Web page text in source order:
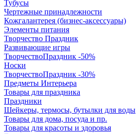
Тубусы
Чертежные принадлежности
Кожгалантерея (бизнес-аксессуары)
Элементы питания
Творчество Праздник
Развивающие игры
ТворчествоПраздник -50%
Носки
ТворчествоПраздник -30%
Предметы Интерьера
Товары для праздника
Праздники
Шейкеры, термосы, бутылки для воды
Товары для дома, посуда и пр.
Товары для красоты и здоровья